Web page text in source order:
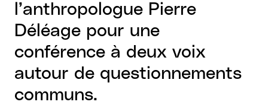
l’anthropologue Pierre
Déléage pour une
conférence à deux voix
autour de questionnements
communs.